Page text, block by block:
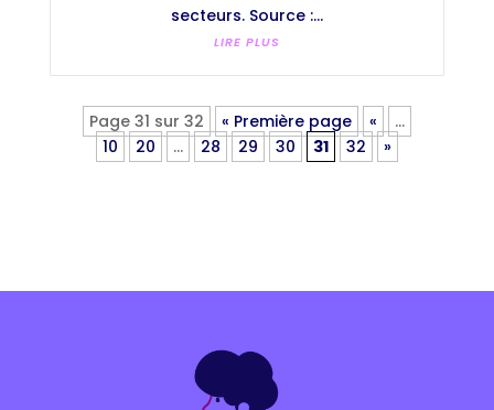
secteurs. Source :...
LIRE PLUS
Page 31 sur 32 « Première page «
…
10
20 … 28 29 30 31 32 »